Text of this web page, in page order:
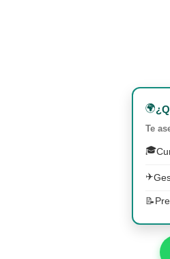
🌍
Te
🎓
✈️
📝